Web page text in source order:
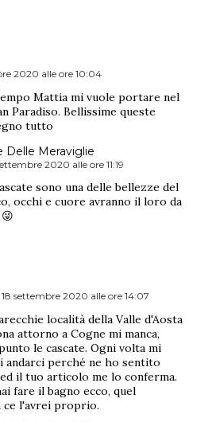
2020 alle ore 10:04
Mattia mi vuole portare nel
Paradiso. Bellissime queste
tutto
Delle Meraviglie
2020 alle ore 11:19
sono una delle bellezze del
occhi e cuore avranno il loro da
18 settembre 2020 alle ore 14:07
località della Valle d'Aosta
attorno a Cogne mi manca,
le cascate. Ogni volta mi
perché ne ho sentito
il tuo articolo me lo conferma.
fare il bagno ecco, quel
ce l'avrei proprio.